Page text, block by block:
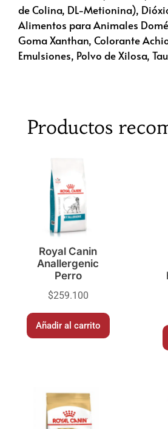
de Colina, DL-Metionina),
Alimentos para Animales
Goma Xanthan, Colorante
Emulsiones, Polvo de Xilosa,
Productos
Royal Canin
Anallergenic
Perro
$259.100
Añadir al carrito